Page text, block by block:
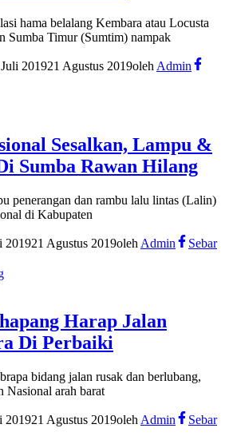
hama belalang Kembara atau Locusta
Sumba Timur (Sumtim) nampak
201921 Agustus 2019oleh Admin
Sesalkan, Lampu &
Sumba Rawan Hilang
penerangan dan rambu lalu lintas (Lalin)
di Kabupaten
201921 Agustus 2019oleh Admin
Sebar
Harap Jalan
Di Perbaiki
bidang jalan rusak dan berlubang,
Nasional arah barat
201921 Agustus 2019oleh Admin
Sebar